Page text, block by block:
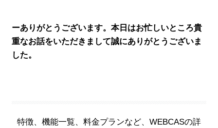
ーありがとうございます。本日はお忙しいところ貴
重なお話をいただきまして誠にありがとうございま
した。
特徴、機能一覧、料金プランなど、WEBCASの詳